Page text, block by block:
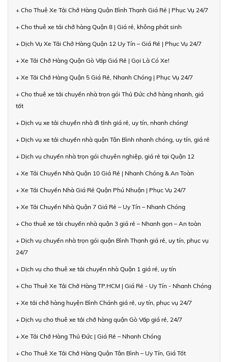
+ Cho Thuê Xe Tải Chở Hàng Quận Bình Thạnh Giá Rẻ | Phục Vụ 24/7
+ Cho thuê xe tải chở hàng Quận 8 | Giá rẻ, không phát sinh
+ Dịch Vụ Xe Tải Chở Hàng Quận 12 Uy Tín – Giá Rẻ | Phục Vụ 24/7
+ Xe Tải Chở Hàng Quận Gò Vấp Giá Rẻ | Gọi Là Có Xe!
+ Xe Tải Chở Hàng Quận 5 Giá Rẻ, Nhanh Chóng | Phục Vụ 24/7
+ Cho thuê xe tải chuyển nhà trọn gói Thủ Đức chở hàng nhanh, giá
tốt
+ Dịch vụ xe tải chuyển nhà đi tỉnh giá rẻ, uy tín, nhanh chóng!
+ Dịch vụ xe tải chuyển nhà quận Tân Bình nhanh chóng, uy tín, giá rẻ
+ Dịch vụ chuyển nhà trọn gói chuyên nghiệp, giá rẻ tại Quận 12
+ Xe Tải Chuyển Nhà Quận 10 Giá Rẻ | Nhanh Chóng & An Toàn
+ Xe Tải Chuyển Nhà Giá Rẻ Quận Phú Nhuận | Phục Vụ 24/7
+ Xe Tải Chuyển Nhà Quận 7 Giá Rẻ – Uy Tín – Nhanh Chóng
+ Cho thuê xe tải chuyển nhà quận 3 giá rẻ – Nhanh gọn – An toàn
+ Dịch vụ chuyển nhà trọn gói quận Bình Thạnh giá rẻ, uy tín, phục vụ
24/7
+ Dịch vụ cho thuê xe tải chuyển nhà Quận 1 giá rẻ, uy tín
+ Cho Thuê Xe Tải Chở Hàng TP.HCM | Giá Rẻ - Uy Tín - Nhanh Chóng
+ Xe tải chở hàng huyện Bình Chánh giá rẻ, uy tín, phục vụ 24/7
+ Dịch vụ cho thuê xe tải chở hàng quận Gò Vấp giá rẻ, 24/7
+ Xe Tải Chở Hàng Thủ Đức | Giá Rẻ – Nhanh Chóng
+ Cho Thuê Xe Tải Chở Hàng Quận Tân Bình – Uy Tín, Giá Tốt